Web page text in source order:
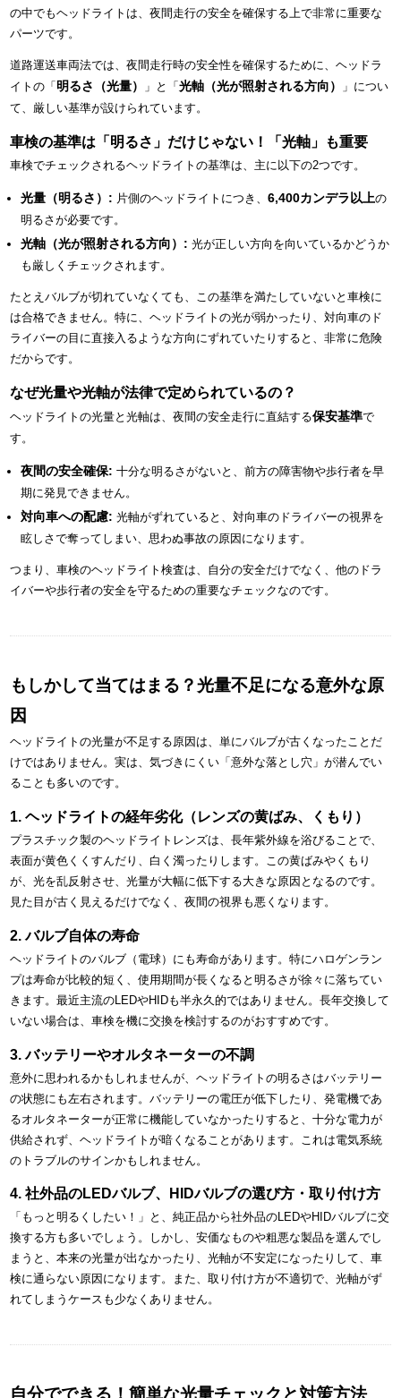
の中でもヘッドライトは、夜間走行の安全を確保する上で非常に重要な
パーツです。
道路運送車両法では、夜間走行時の安全性を確保するために、ヘッドラ
イトの「 明るさ（光量） 」と「 光軸（光が照射される方向）
」につい
て、厳しい基準が設けられています。
車検の基準は「明るさ」だけじゃない！「光軸」も重要
車検でチェックされるヘッドライトの基準は、主に以下の2つです。
光量（明るさ）: 片側のヘッドライトにつき、6,400カンデラ以上の
明るさが必要です。
光軸（光が照射される方向）: 光が正しい方向を向いているかどうか
も厳しくチェックされます。
たとえバルブが切れていなくても、この基準を満たしていないと車検に
は合格できません。特に、ヘッドライトの光が弱かったり、対向車のド
ライバーの目に直接入るような方向にずれていたりすると、非常に危険
だからです。
なぜ光量や光軸が法律で定められているの？
ヘッドライトの光量と光軸は、夜間の安全走行に直結する保安基準で
す。
夜間の安全確保: 十分な明るさがないと、前方の障害物や歩行者を早
期に発見できません。
対向車への配慮: 光軸がずれていると、対向車のドライバーの視界を
眩しさで奪ってしまい、思わぬ事故の原因になります。
つまり、車検のヘッドライト検査は、自分の安全だけでなく、他のドラ
イバーや歩行者の安全を守るための重要なチェックなのです。
もしかして当てはまる？光量不足になる意外な原
因
ヘッドライトの光量が不足する原因は、単にバルブが古くなったことだ
けではありません。実は、気づきにくい「意外な落とし穴」が潜んでい
ることも多いのです。
1. ヘッドライトの経年劣化（レンズの黄ばみ、くもり）
プラスチック製のヘッドライトレンズは、長年紫外線を浴びることで、
表面が黄色くくすんだり、白く濁ったりします。この黄ばみやくもり
が、光を乱反射させ、光量が大幅に低下する大きな原因となるのです。
見た目が古く見えるだけでなく、夜間の視界も悪くなります。
2. バルブ自体の寿命
ヘッドライトのバルブ（電球）にも寿命があります。特にハロゲンラン
プは寿命が比較的短く、使用期間が長くなると明るさが徐々に落ちてい
きます。最近主流のLEDやHIDも半永久的ではありません。長年交換して
いない場合は、車検を機に交換を検討するのがおすすめです。
3. バッテリーやオルタネーターの不調
意外に思われるかもしれませんが、ヘッドライトの明るさはバッテリー
の状態にも左右されます。バッテリーの電圧が低下したり、発電機であ
るオルタネーターが正常に機能していなかったりすると、十分な電力が
供給されず、ヘッドライトが暗くなることがあります。これは電気系統
のトラブルのサインかもしれません。
4. 社外品のLEDバルブ、HIDバルブの選び方・取り付け方
「もっと明るくしたい！」と、純正品から社外品のLEDやHIDバルブに交
換する方も多いでしょう。しかし、安価なものや粗悪な製品を選んでし
まうと、本来の光量が出なかったり、光軸が不安定になったりして、車
検に通らない原因になります。また、取り付け方が不適切で、光軸がず
れてしまうケースも少なくありません。
自分でできる！簡単な光量チェックと対策方法